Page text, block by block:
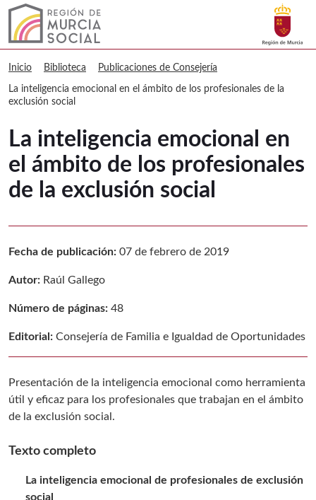
Murcia Social La inteligenciaBuscar
Inicio Biblioteca Publicaciones de Consejería
La inteligencia emocional en el ámbito de los profesionales de la
exclusión social
La inteligencia emocional en
el ámbito de los profesionales
de la exclusión social
Fecha de publicación: 07 de febrero de 2019
Autor: Raúl Gallego
Número de páginas: 48
Editorial: Consejería de Familia e Igualdad de Oportunidades
Presentación de la inteligencia emocional como herramienta
útil y eficaz para los profesionales que trabajan en el ámbito
de la exclusión social.
Texto completo
La inteligencia emocional de profesionales de exclusión
social